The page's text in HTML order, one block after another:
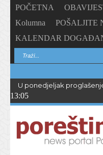
POČETNA
Kolumna
POŠALJITE
KALENDAR
U ponedjeljak
13:05